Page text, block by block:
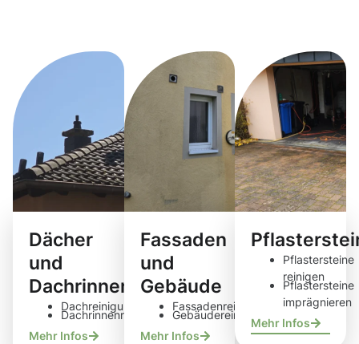
Dächer
und
Dachrinnen
Dachreinigung
Dachrinnenreinigung
Mehr Infos
Fassaden
und
Gebäude
Fassadenreinigung
Gebäudereinigung
Mehr Infos
Pflastersteine
reinigen
Pflastersteine
imprägnieren
Mehr Infos